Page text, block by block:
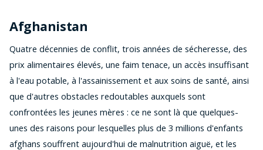
Afghanistan
Quatre décennies de conflit, trois années de sécheresse, des
prix alimentaires élevés, une faim tenace, un accès insuffisant
à l'eau potable, à l'assainissement et aux soins de santé, ainsi
que d'autres obstacles redoutables auxquels sont
confrontées les jeunes mères : ce ne sont là que quelques-
unes des raisons pour lesquelles plus de 3 millions d'enfants
afghans souffrent aujourd'hui de malnutrition aiguë, et les